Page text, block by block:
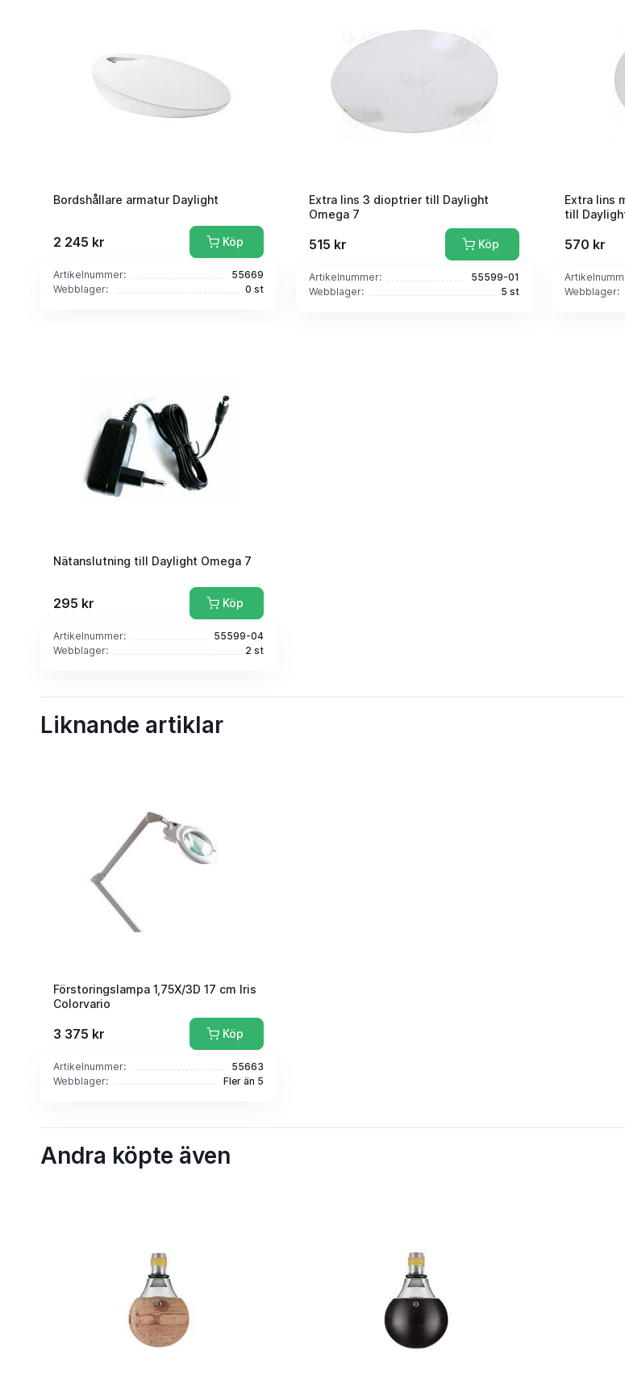
Bordshållare armatur Daylight
2 245 kr Köp
Artikelnummer:
55669
Webblager:
0 st
Extra lins 3 dioptrier till Daylight
Omega 7
515 kr Köp
Artikelnummer:
55599-01
Webblager:
5 st
Extra lins
till
570 kr
Webblager:
Nätanslutning till Daylight Omega 7
295 kr Köp
Artikelnummer:
55599-04
Webblager:
2 st
Liknande artiklar
Förstoringslampa 1,75X/3D 17 cm Iris
Colorvario
3 375 kr Köp
Artikelnummer:
55663
Webblager:
Fler än 5
Andra köpte även